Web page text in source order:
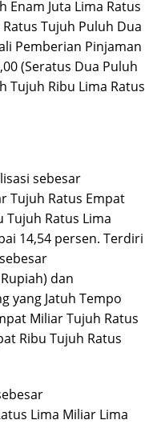
Enam Juta Lima Ratus
Tujuh Puluh Dua
Pemberian Pinjaman
(Seratus Dua Puluh
Tujuh Ribu Lima Ratus
sebesar
Tujuh Ratus Empat
Tujuh Ratus Lima
14,54 persen. Terdiri
dan
yang Jatuh Tempo
Miliar Tujuh Ratus
Ribu Tujuh Ratus
Lima Miliar Lima